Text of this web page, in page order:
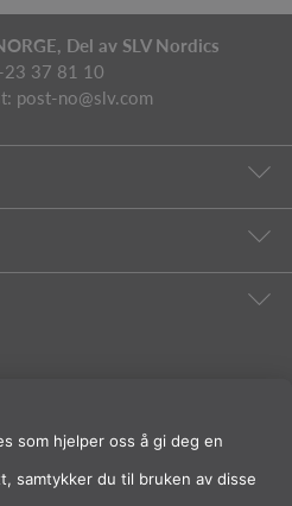
Del av SLV Nordics
23 37 81 10
post-no@slv.com